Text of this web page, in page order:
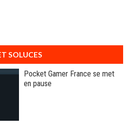
SOLUCES
Pocket Gamer France se met
en pause